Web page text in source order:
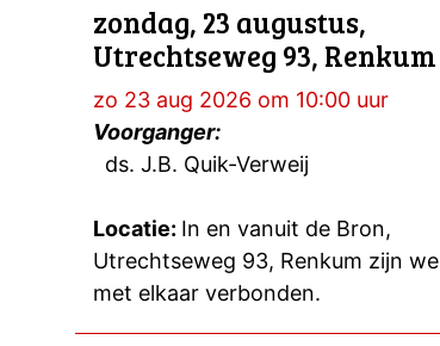
zondag, 23 augustus,
Utrechtseweg 93, Renkum
zo 23 aug 2026 om 10:00 uur
Voorganger:
ds. J.B. Quik-Verweij
Locatie: In en vanuit de Bron,
Utrechtseweg 93, Renkum zijn we
met elkaar verbonden.